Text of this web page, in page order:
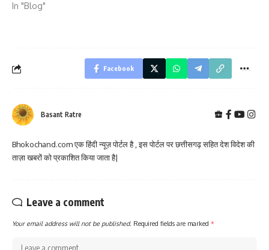
In "Blog"
Facebook
Basant Ratre
Bhokochand.com एक हिंदी न्यूज़ पोर्टल है , इस पोर्टल पर छत्तीसगढ़ सहित देश विदेश की
ताज़ा खबरों को प्रकाशित किया जाता है|
Leave a comment
Your email address will not be published. Required fields are marked *